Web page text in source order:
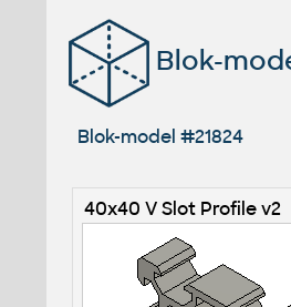
Blok-
Blok-model #21824
40x40 V Slot Profile v2